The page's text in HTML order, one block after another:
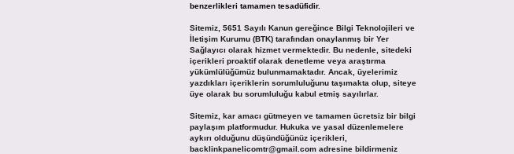
benzerlikleri tamamen tesadüfidir.
Sitemiz, 5651 Sayılı Kanun gereğince Bilgi Teknolojileri ve
İletişim Kurumu (BTK) tarafından onaylanmış bir Yer
Sağlayıcı olarak hizmet vermektedir. Bu nedenle, sitedeki
içerikleri proaktif olarak denetleme veya araştırma
yükümlülüğümüz bulunmamaktadır. Ancak, üyelerimiz
yazdıkları içeriklerin sorumluluğunu taşımakta olup, siteye
üye olarak bu sorumluluğu kabul etmiş sayılırlar.
Sitemiz, kar amacı gütmeyen ve tamamen ücretsiz bir bilgi
paylaşım platformudur. Hukuka ve yasal düzenlemelere
aykırı olduğunu düşündüğünüz içerikleri,
backlinkpanelicomtr@gmail.comadresine bildirmeniz